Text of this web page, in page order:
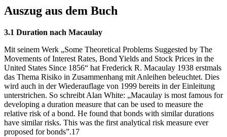
Auszug aus dem Buch
3.1 Duration nach Macaulay
Mit seinem Werk „Some Theoretical Problems Suggested by The
Movements of Interest Rates, Bond Yields and Stock Prices in the
United States Since 1856“ hat Frederick R. Macaulay 1938 erstmals
das Thema Risiko in Zusammenhang mit Anleihen beleuchtet. Dies
wird auch in der Wiederauflage von 1999 bereits in der Einleitung
unterstrichen. So schreibt Alan White: „Macaulay is most famous for
developing a duration measure that can be used to measure the
relative risk of a bond. He found that bonds with similar durations
have similar risks. This was the first analytical risk measure ever
proposed for bonds”.17